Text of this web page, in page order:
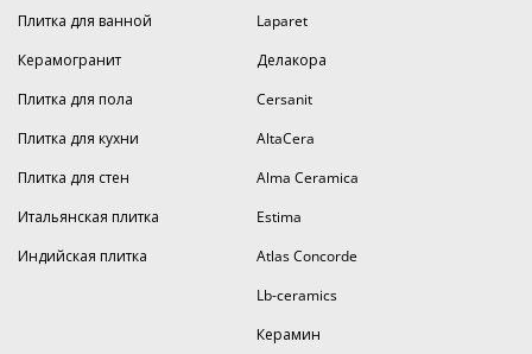
Плитка для ванной
Керамогранит
Плитка для пола
Плитка для кухни
Плитка для стен
Итальянская плитка
Индийская плитка
Laparet
Делакора
Cersanit
AltaCera
Alma Ceramica
Estima
Atlas Concorde
Lb-ceramics
Керамин